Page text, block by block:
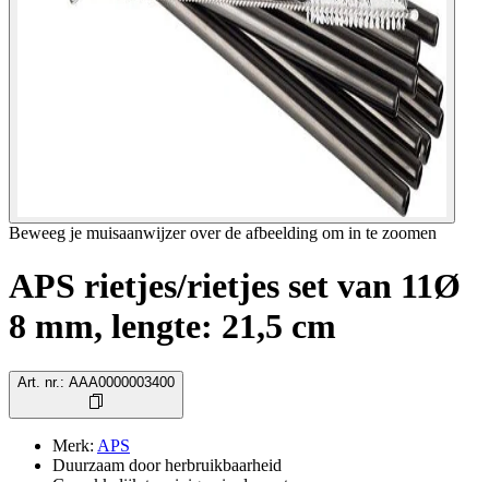
Beweeg je muisaanwijzer over de afbeelding om in te zoomen
APS rietjes/rietjes set van 11Ø
8 mm, lengte: 21,5 cm
Art. nr. : AAA0000003400
Merk: APS
Duurzaam door herbruikbaarheid